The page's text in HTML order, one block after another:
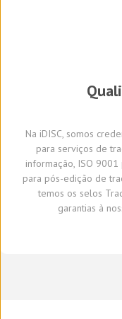
Na iDISC somos
para serviços de
informação, ISO
para pós-edição de
temos os selos
garantias à